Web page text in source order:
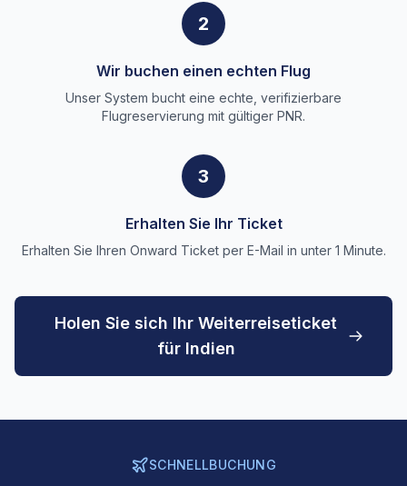
2
Wir buchen einen echten Flug
Unser System bucht eine echte, verifizierbare
Flugreservierung mit gültiger PNR.
3
Erhalten Sie Ihr Ticket
Erhalten Sie Ihren Onward Ticket per E-Mail in unter 1 Minute.
Holen Sie sich Ihr Weiterreiseticket
für Indien
SCHNELLBUCHUNG